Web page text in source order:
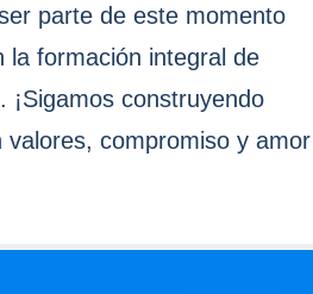
parte de este momento
la formación integral de
¡Sigamos construyendo
valores, compromiso y amor